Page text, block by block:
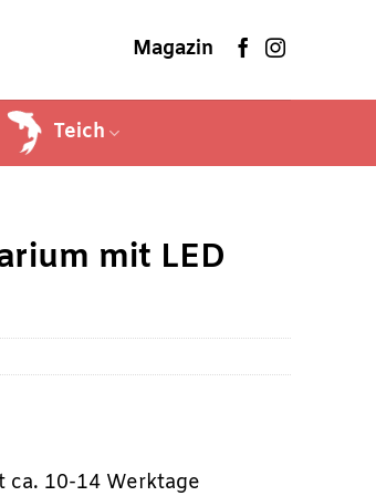
Magazin
Teich
mit LED
ca. 10-14 Werktage